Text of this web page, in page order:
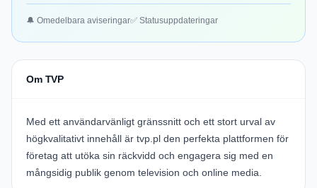
🔔 Omedelbara aviseringar✅ Statusuppdateringar
Om TVP
Med ett användarvänligt gränssnitt och ett stort urval av
högkvalitativt innehåll är tvp.pl den perfekta plattformen för
företag att utöka sin räckvidd och engagera sig med en
mångsidig publik genom television och online media.